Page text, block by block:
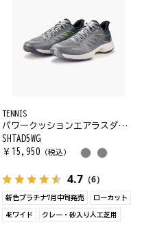
TENNIS
パワークッションエアラスダッシュ5ワイドGC
SHTAD5WG
￥ 15,950 （税込）
4.7（6）
新色プラチナ7月中旬発売 ローカット
4Eワイド クレー・砂入り人工芝用